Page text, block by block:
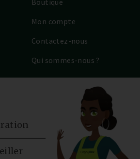
Boutique
Mon compte
Contactez-nous
Qui sommes-nous ?